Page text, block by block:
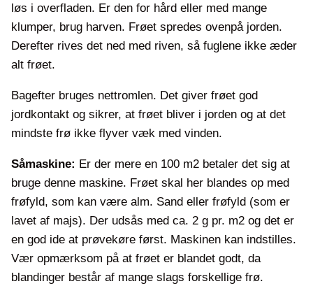
løs i overfladen. Er den for hård eller med mange
klumper, brug harven. Frøet spredes ovenpå jorden.
Derefter rives det ned med riven, så fuglene ikke æder
alt frøet.
Bagefter bruges nettromlen. Det giver frøet god
jordkontakt og sikrer, at frøet bliver i jorden og at det
mindste frø ikke flyver væk med vinden.
Såmaskine: Er der mere en 100 m2 betaler det sig at
bruge denne maskine. Frøet skal her blandes op med
frøfyld, som kan være alm. Sand eller frøfyld (som er
lavet af majs). Der udsås med ca. 2 g pr. m2 og det er
en god ide at prøvekøre først. Maskinen kan indstilles.
Vær opmærksom på at frøet er blandet godt, da
blandinger består af mange slags forskellige frø.